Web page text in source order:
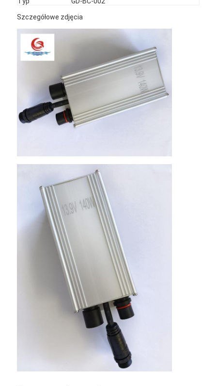
Produkty
O nas
Wycieczka po fabryce
Kontrola jakości
Skontaktuj się z nami
Poprosić o wycenę
Podgrzewacze silnika samochodowego
Przegrzewacz silnika elektrycznego
Szczegółowe zdjęcia